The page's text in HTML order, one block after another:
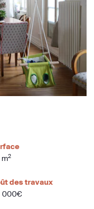
2
des travaux
000€